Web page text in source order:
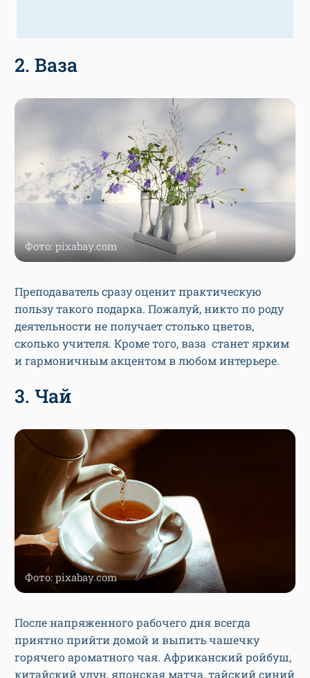
2. Ваза
Фото: pixabay.com
Преподаватель сразу оценит практическую
пользу такого подарка. Пожалуй, никто по роду
деятельности не получает столько цветов,
сколько учителя. Кроме того, ваза станет ярким
и гармоничным акцентом в любом интерьере.
3. Чай
Фото: pixabay.com
После напряженного рабочего дня всегда
приятно прийти домой и выпить чашечку
горячего ароматного чая. Африканский ройбуш,
китайский улун, японская матча, тайский синий